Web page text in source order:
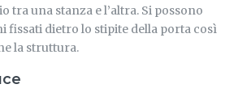
tra una stanza e l’altra. Si possono
fissati dietro lo stipite della porta così
la struttura.